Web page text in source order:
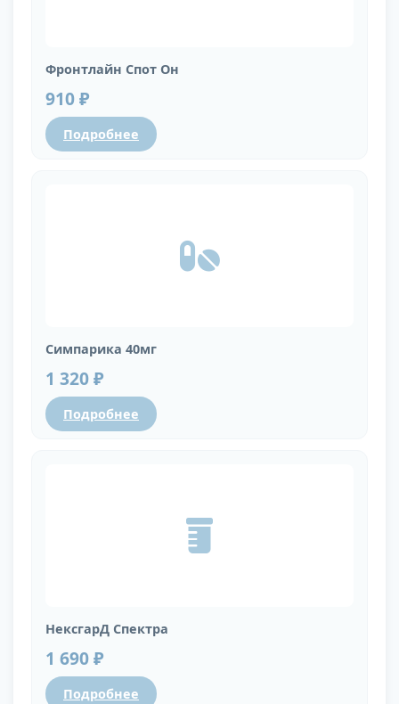
Фронтлайн Спот Он
910 ₽
Подробнее
Симпарика 40мг
1 320 ₽
Подробнее
НексгарД Спектра
1 690 ₽
Подробнее